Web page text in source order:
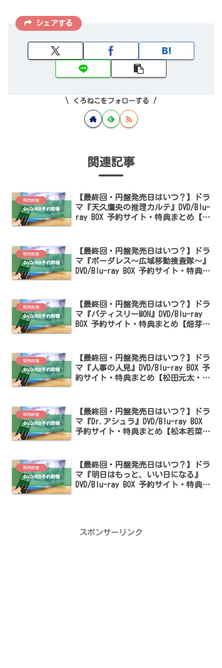
シェアする
くろねこをフォローする
関連記事
販売即報
【最終回・円盤発売日はいつ？】ドラ
マ『天久鷹央の推理カルテ』DVD/Blu-
ray BOX 予約サイト・特典まとめ【橋
販売即報
【最終回・円盤発売日はいつ？】ドラ
マ『ボーダレス～広域移動捜査隊～』
DVD/Blu-ray BOX 予約サイト・特典ま
販売即報
【最終回・円盤発売日はいつ？】ドラ
マ『パティスリーMON』DVD/Blu-ray
BOX 予約サイト・特典まとめ【畑芽
販売即報
【最終回・円盤発売日はいつ？】ドラ
マ『人事の人見』DVD/Blu-ray BOX 予
約サイト・特典まとめ【松田元太・前
販売即報
【最終回・円盤発売日はいつ？】ドラ
マ『Dr.アシュラ』DVD/Blu-ray BOX
予約サイト・特典まとめ【松本若菜・
販売即報
【最終回・円盤発売日はいつ？】ドラ
マ『明日はもっと、いい日になる』
DVD/Blu-ray BOX 予約サイト・特典ま
スポンサーリンク